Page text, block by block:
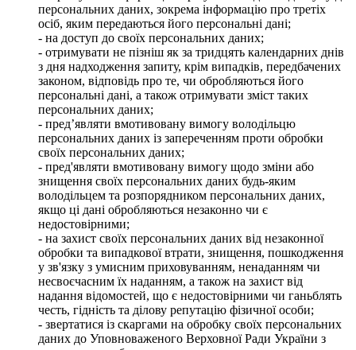
персональних даних, зокрема інформацію про третіх
осіб, яким передаються його персональні дані;
- на доступ до своїх персональних даних;
- отримувати не пізніш як за тридцять календарних днів
з дня надходження запиту, крім випадків, передбачених
законом, відповідь про те, чи обробляються його
персональні дані, а також отримувати зміст таких
персональних даних;
- пред’являти вмотивовану вимогу володільцю
персональних даних із запереченням проти обробки
своїх персональних даних;
- пред'являти вмотивовану вимогу щодо зміни або
знищення своїх персональних даних будь-яким
володільцем та розпорядником персональних даних,
якщо ці дані обробляються незаконно чи є
недостовірними;
- на захист своїх персональних даних від незаконної
обробки та випадкової втрати, знищення, пошкодження
у зв'язку з умисним приховуванням, ненаданням чи
несвоєчасним їх наданням, а також на захист від
надання відомостей, що є недостовірними чи ганьблять
честь, гідність та ділову репутацію фізичної особи;
- звертатися із скаргами на обробку своїх персональних
даних до Уповноваженого Верховної Ради України з